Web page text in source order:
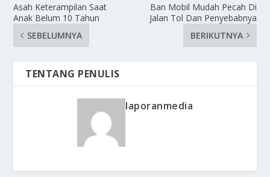
Asah Keterampilan Saat
Anak Belum 10 Tahun
SEBELUMNYA
Ban Mobil Mudah Pecah Di
Jalan Tol Dan Penyebabnya
BERIKUTNYA
TENTANG PENULIS
laporanmedia